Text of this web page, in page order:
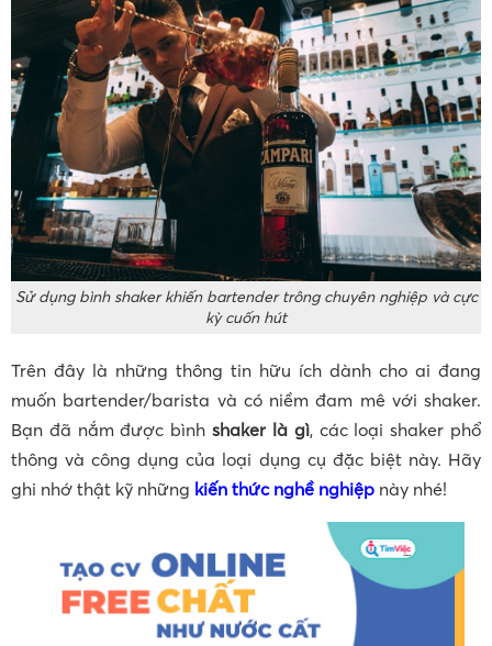
Sử dụng bình shaker khiến bartender trông chuyên nghiệp và cực
kỳ cuốn hút
Trên đây là những thông tin hữu ích dành cho ai đang
muốn bartender/barista và có niềm đam mê với shaker.
Bạn đã nắm được bìnhshaker là gì, các loại shaker phổ
thông và công dụng của loại dụng cụ đặc biệt này. Hãy
ghi nhớ thật kỹ những kiến thức nghề nghiệp này nhé!